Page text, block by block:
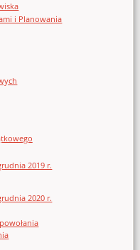
i Planowania
2019 r.
2020 r.